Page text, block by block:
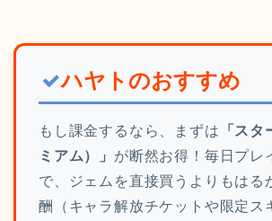
ハヤトのおすすめ
もし課金するなら、まずは 「ス
ミアム）」 が断然お得！毎日プレ
で、ジェムを直接買うよりもはる
酬（キャラ解放チケットや限定ス